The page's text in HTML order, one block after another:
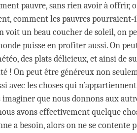
pauvre, sans rien avoir à offrir,
comment les pauvres pourraient-
voit un beau coucher de soleil, on
puisse en profiter aussi. On
des plats délicieux, et ainsi de
! On peut être généreux non
avec les choses qui
imaginer que nous donnons aux
avons effectivement quelque
a besoin, alors on ne se contente